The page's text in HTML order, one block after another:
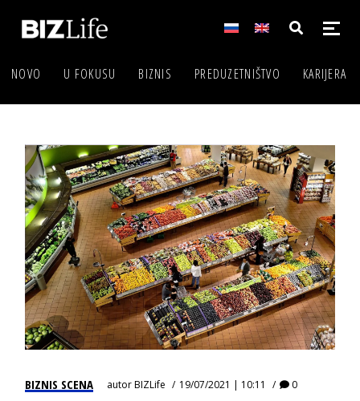
NOVO U FOKUSU BIZNIS PREDUZETNIŠTVO KARIJERA
BIZNIS SCENA autorBIZLife 19/07/2021 | 10:11 0